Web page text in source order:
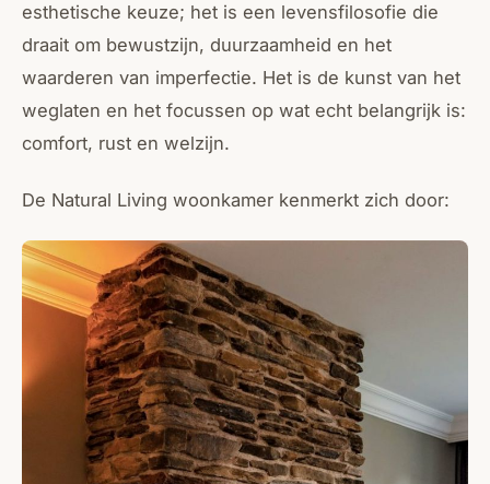
esthetische keuze; het is een levensfilosofie die
draait om bewustzijn, duurzaamheid en het
waarderen van imperfectie. Het is de kunst van het
weglaten en het focussen op wat echt belangrijk is:
comfort, rust en welzijn.
De Natural Living woonkamer kenmerkt zich door: